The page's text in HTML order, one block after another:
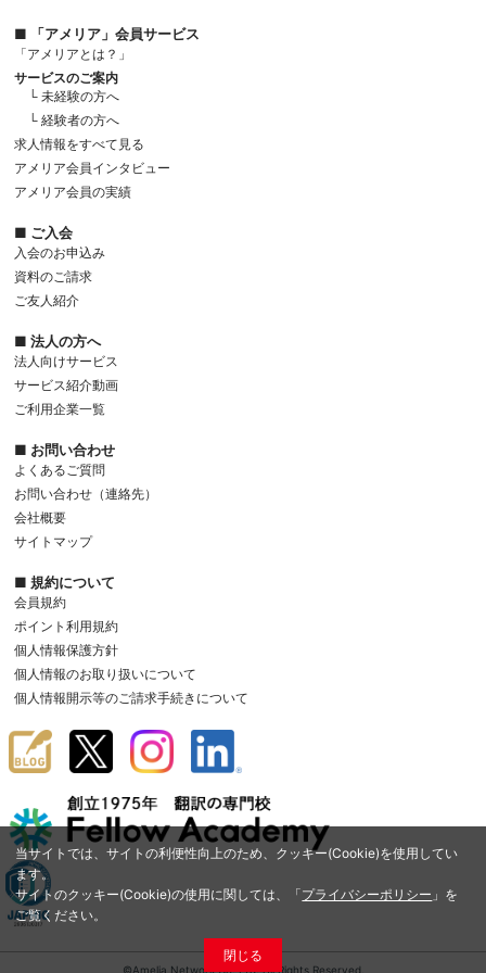
当サイトでは、サイトの利便性向上のため、クッキー(Cookie)を使用してい
ます。
サイトのクッキー(Cookie)の使用に関しては、「プライバシーポリシー 」を
ご覧ください。
閉じる
■ 「アメリア」会員サービス
「アメリアとは？」
サービスのご案内
└ 未経験の方へ
└ 経験者の方へ
求人情報をすべて見る
アメリア会員インタビュー
アメリア会員の実績
■ ご入会
入会のお申込み
資料のご請求
ご友人紹介
■ 法人の方へ
法人向けサービス
サービス紹介動画
ご利用企業一覧
■ お問い合わせ
よくあるご質問
お問い合わせ（連絡先）
会社概要
サイトマップ
■ 規約について
会員規約
ポイント利用規約
個人情報保護方針
個人情報のお取り扱いについて
個人情報開示等のご請求手続きについて
©Amelia Network Co.,Ltd. All Rights Reserved.